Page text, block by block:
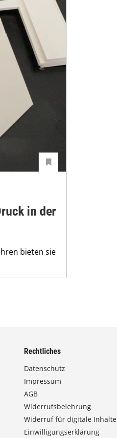
in der
bieten sie
Rechtliches
Datenschutz
Impressum
AGB
Widerrufsbelehrung
Widerruf für digitale Inhalte
Einwilligungserklärung